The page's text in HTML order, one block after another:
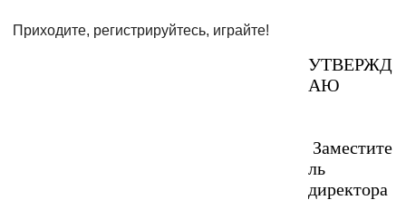
Приходите, регистрируйтесь, играйте!
УТВЕРЖД
АЮ
Заместите
ль
директора